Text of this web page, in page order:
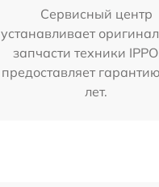
Сервисный центр
устанавливает
запчасти техники
предоставляет
лет.